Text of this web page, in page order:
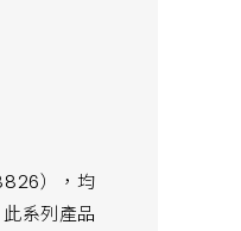
），均
系列產品